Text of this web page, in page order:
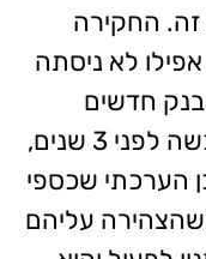
החקירה
לא ניסתה
חדשים
ודירה קטנה בדרום ת"א שנרכשה לפני 3 שנים,
הערכתי שכספי
עליהם